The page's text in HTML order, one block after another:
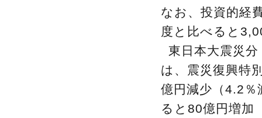
なお、投資的経
度と比べると
東日本大震災
は、震災復興特
億円減少（4.2％
ると80億円増加